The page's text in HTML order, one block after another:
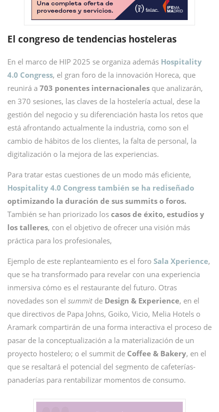
El congreso de tendencias hosteleras
En el marco de HIP 2025 se organiza además Hospitality
4.0 Congress, el gran foro de la innovación Horeca, que
reunirá a 703 ponentes internacionales que analizarán,
en 370 sesiones, las claves de la hostelería actual, dese la
gestión del negocio y su diferenciación hasta los retos que
está afrontando actualmente la industria, como son el
cambio de hábitos de los clientes, la falta de personal, la
digitalización o la mejora de las experiencias.
Para tratar estas cuestiones de un modo más eficiente,
Hospitality 4.0 Congress también se ha rediseñado
optimizando la duración de sus summits o foros.
También se han priorizado los casos de éxito, estudios y
los talleres, con el objetivo de ofrecer una visión más
práctica para los profesionales,
Ejemplo de este replanteamiento es el foro Sala Xperience,
que se ha transformado para revelar con una experiencia
inmersiva cómo es el restaurante del futuro. Otras
novedades son el summitde Design & Experience, en el
que directivos de Papa Johns, Goiko, Vicio, Melia Hotels o
Aramark compartirán de una forma interactiva el proceso de
pasar de la conceptualización a la materialización de un
proyecto hostelero; o el summit de Coffee & Bakery, en el
que se resaltará el potencial del segmento de cafeterías-
panaderías para rentabilizar momentos de consumo.